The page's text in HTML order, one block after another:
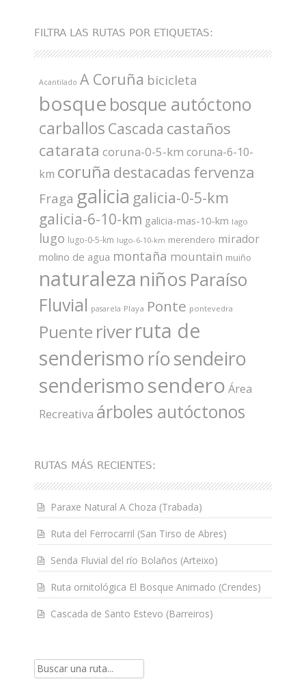
FILTRA LAS RUTAS POR ETIQUETAS:
Acantilado A Coruña bicicleta
bosque bosque autóctono
carballos Cascada castaños
catarata coruna-0-5-km coruna-6-10-
km coruña destacadas fervenza
Fraga galicia galicia-0-5-km
galicia-6-10-km galicia-mas-10-km lago
lugo lugo-0-5-km lugo-6-10-km merendero mirador
molino de agua montaña mountain muiño
naturaleza niños Paraíso
Fluvial pasarela Playa Ponte pontevedra
Puente riverruta de
senderismo ríosendeiro
senderismosendero Área
Recreativa árboles autóctonos
RUTAS MÁS RECIENTES:
Paraxe Natural A Choza (Trabada)
Ruta del Ferrocarril (San Tirso de Abres)
Senda Fluvial del río Bolaños (Arteixo)
Ruta ornitológica El Bosque Animado (Crendes)
Cascada de Santo Estevo (Barreiros)